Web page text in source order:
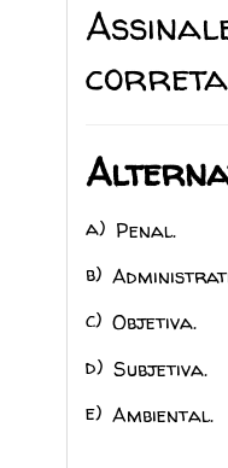
a) Penal.
b)
c) Objetiva.
d) Subjetiva.
e) Ambiental.